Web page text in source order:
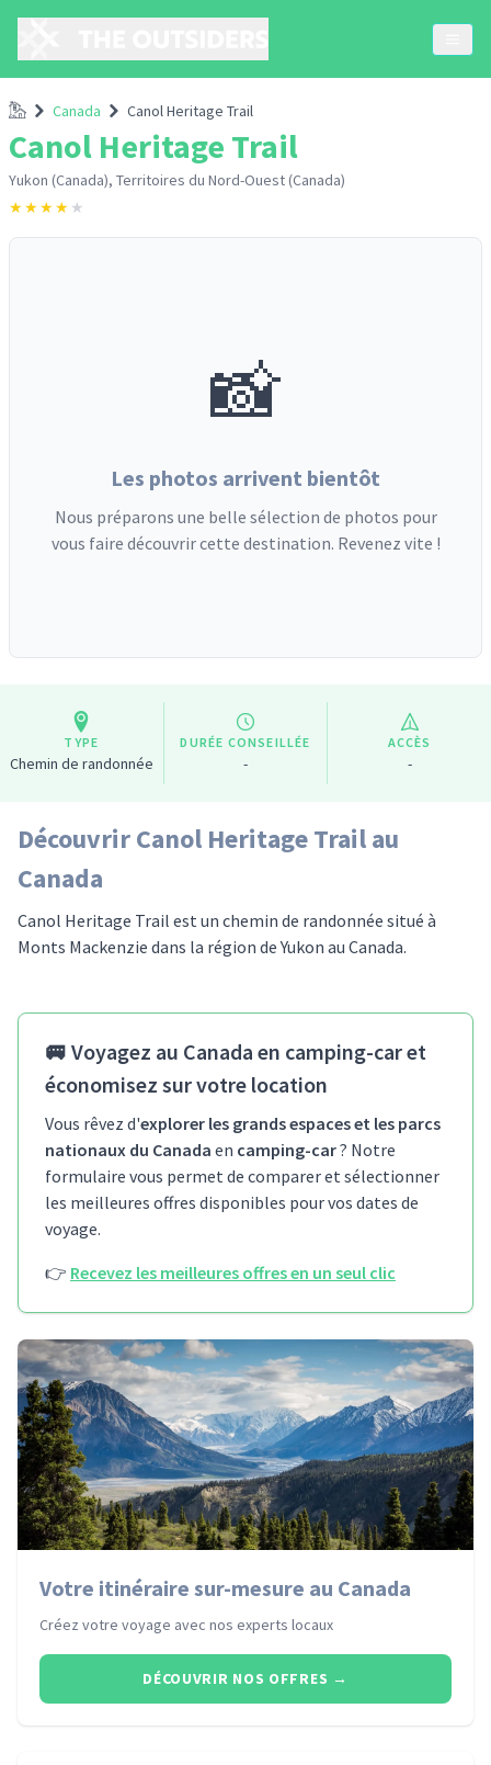
AccueilCanada Canol Heritage Trail
Canol Heritage Trail
Yukon (Canada), Territoires du Nord-Ouest (Canada)
★★★★ ★
📸
Les photos arrivent bientôt
Nous préparons une belle sélection de photos pour
vous faire découvrir cette destination. Revenez vite !
TYPE
Chemin de randonnée
DURÉE CONSEILLÉE
-
ACCÈS
-
Découvrir Canol Heritage Trail au
Canada
Canol Heritage Trail est un chemin de randonnée situé à
Monts Mackenzie dans la région de Yukon au Canada.
🚐 Voyagez au Canada en camping-car et
économisez sur votre location
Vous rêvez d'explorer les grands espaces et les parcs
nationaux du Canada en camping-car? Notre
formulaire vous permet de comparer et sélectionner
les meilleures offres disponibles pour vos dates de
voyage.
👉 Recevez les meilleures offres en un seul clic
Votre itinéraire sur-mesure au Canada
Créez votre voyage avec nos experts locaux
DÉCOUVRIR NOS OFFRES →